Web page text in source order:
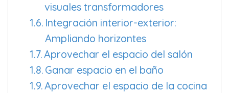
visuales transformadores
Integración interior-exterior:
Ampliando horizontes
Aprovechar el espacio del salón
Ganar espacio en el baño
Aprovechar el espacio de la cocina